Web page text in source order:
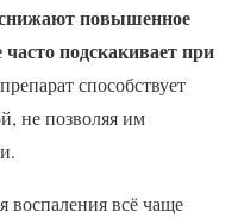
повышенное
подскакивает при
способствует
не позволяя им
воспаления всё чаще